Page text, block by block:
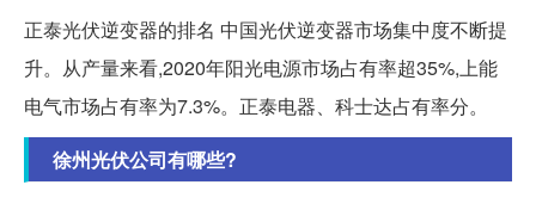
正泰光伏逆变器的排名 中国光伏逆变器市场集中度不断提
升。从产量来看,2020年阳光电源市场占有率超35%,上能
电气市场占有率为7.3%。正泰电器、科士达占有率分。
徐州光伏公司有哪些?